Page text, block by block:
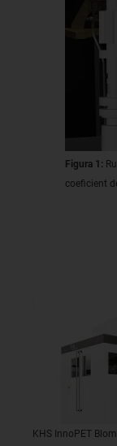
Figura 1:
coeficient
KHS InnoPET